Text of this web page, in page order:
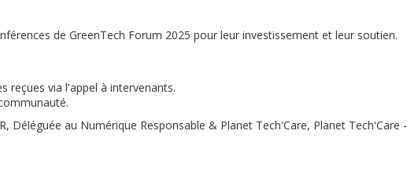
de GreenTech Forum 2025 pour leur investissement et leur soutien.
reçues via l'appel à intervenants.
Déléguée au Numérique Responsable & Planet Tech'Care, Planet Tech'Care -